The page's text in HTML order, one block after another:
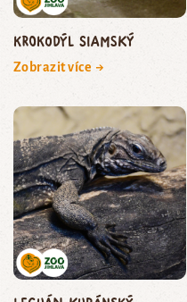
krokodýl siamský
Zobrazit více →